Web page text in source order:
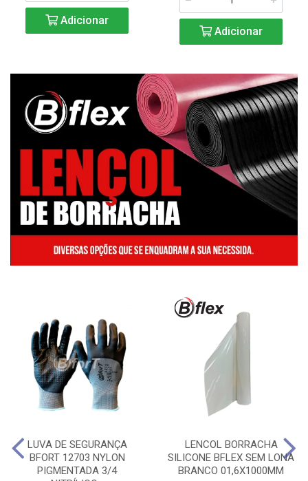
Adicionar
Adicionar
LUVA DE SEGURANÇA
BFORT 12703 NYLON
PIGMENTADA 3/4
LENCOL BORRACHA
SILICONE BFLEX SEM LONA
BRANCO 01,6X1000MM